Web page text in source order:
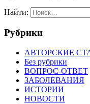
Найти:
Рубрики
АВТОРСКИЕ
Без рубрики
ВОПРОС-ОТВЕТ
ЗАБОЛЕВАНИЯ
ИСТОРИИ
НОВОСТИ